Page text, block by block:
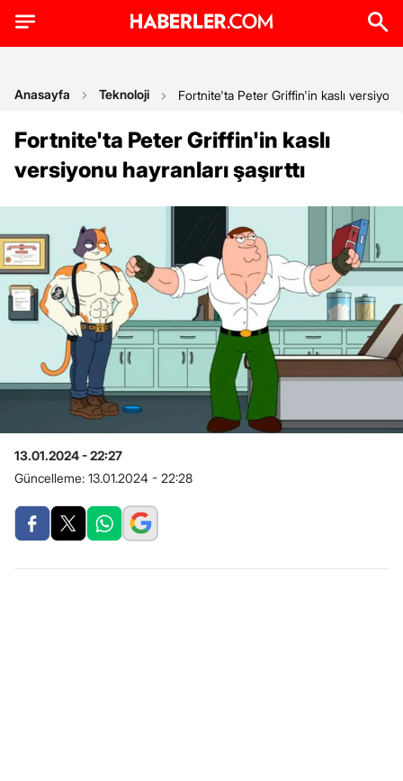
Anasayfa Teknoloji Fortnite'ta Peter Griffin'in kaslı versiyonu
Fortnite'ta Peter Griffin'in kaslı
versiyonu hayranları şaşırttı
13.01.2024 - 22:27
Güncelleme: 13.01.2024 - 22:28